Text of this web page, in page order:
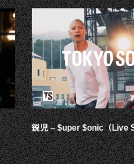
鋭児 – $uper $onic（Live